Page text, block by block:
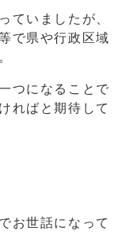
ていましたが、
で県や行政区域
つになることで
ればと期待して
お世話になって